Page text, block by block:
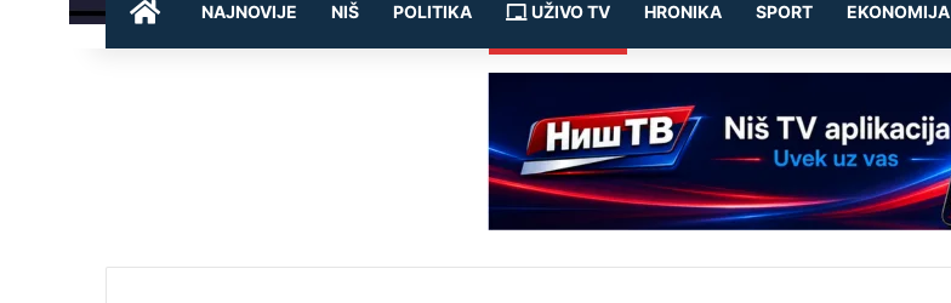
POČETNA
NAJNOVIJE NIŠ POLITIKA UŽIVO TV HRONIKA SPORT EKONOMIJA